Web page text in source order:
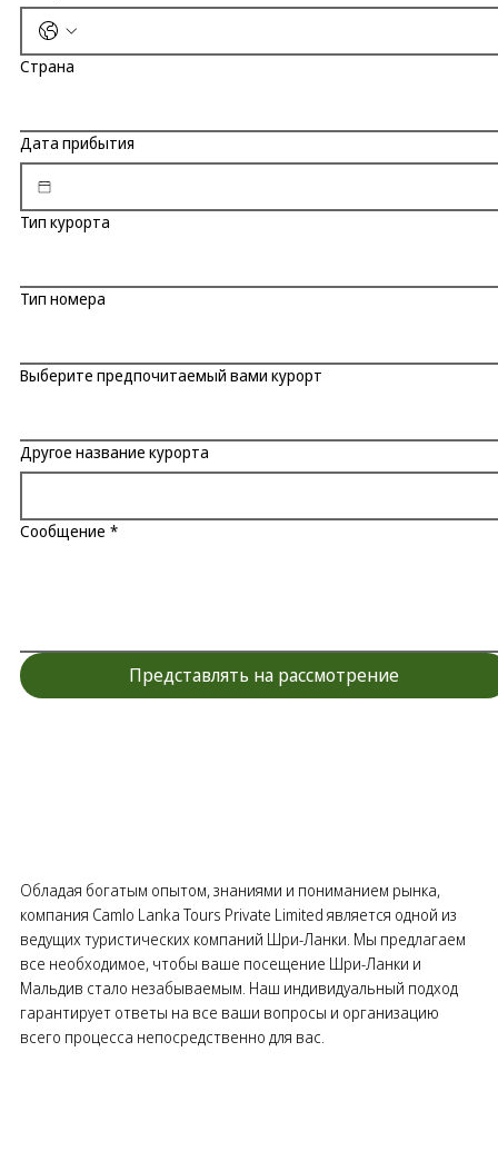
Страна
Дата прибытия
Тип курорта
Тип номера
Выберите предпочитаемый вами курорт
Другое название курорта
Сообщение *
Представлять на рассмотрение
Обладая богатым опытом, знаниями и пониманием рынка,
компания Camlo Lanka Tours Private Limited является одной из
ведущих туристических компаний Шри-Ланки. Мы предлагаем
все необходимое, чтобы ваше посещение Шри-Ланки и
Мальдив стало незабываемым. Наш индивидуальный подход
гарантирует ответы на все ваши вопросы и организацию
всего процесса непосредственно для вас.